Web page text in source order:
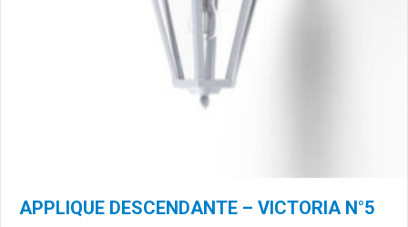
APPLIQUE DESCENDANTE – VICTORIA N°5